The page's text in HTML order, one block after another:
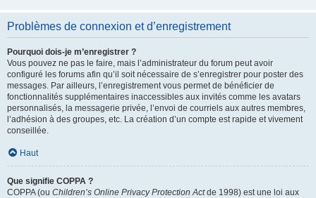
Problèmes de connexion et d’enregistrement
Pourquoi dois-je m’enregistrer ?
Vous pouvez ne pas le faire, mais l’administrateur du forum peut avoir
configuré les forums afin qu’il soit nécessaire de s’enregistrer pour poster des
messages. Par ailleurs, l’enregistrement vous permet de bénéficier de
fonctionnalités supplémentaires inaccessibles aux invités comme les avatars
personnalisés, la messagerie privée, l’envoi de courriels aux autres membres,
l’adhésion à des groupes, etc. La création d’un compte est rapide et vivement
conseillée.
Haut
Que signifie COPPA ?
COPPA (ou Children’s Online Privacy Protection Actde 1998) est une loi aux